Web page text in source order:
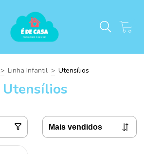
> Linha Infantil > Utensílios
Utensílios